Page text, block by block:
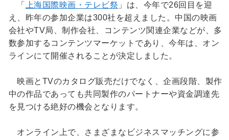
「 上海国際映画・テレビ祭 」は、今年で26回目を迎
え、昨年の参加企業は300社を超えました。中国の映画
会社やTV局、制作会社、コンテンツ関連企業などが、多
数参加するコンテンツマーケットであり、今年は、オン
ラインにて開催されることが決定しました。
映画とTVのカタログ販売だけでなく、企画段階、製作
中の作品であっても共同製作のパートナーや資金調達先
を見つける絶好の機会となります。
オンライン上で、さまざまなビジネスマッチングに参